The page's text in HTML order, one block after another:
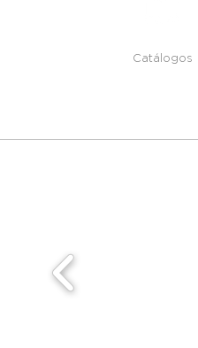
Catálogos